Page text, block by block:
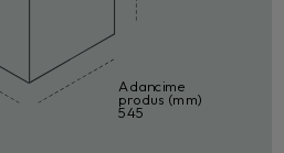
Adancime
produs (mm)
545